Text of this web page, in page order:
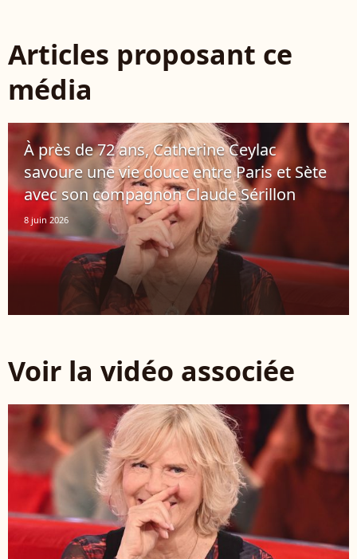
Articles proposant ce
média
À près de 72 ans, Catherine Ceylac
savoure une vie douce entre Paris et Sète
avec son compagnon Claude Sérillon
8 juin 2026
Voir la vidéo associée